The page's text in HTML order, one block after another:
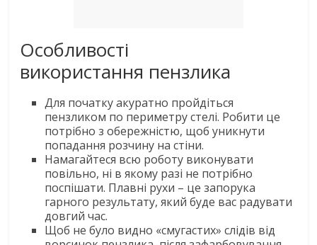
Особливості
використання пензлика
Для початку акуратно пройдіться
пензликом по периметру стелі. Робити це
потрібно з обережністю, щоб уникнути
попадання розчину на стіни.
Намагайтеся всю роботу виконувати
повільно, ні в якому разі не потрібно
поспішати. Плавні рухи – це запорука
гарного результату, який буде вас радувати
довгий час.
Щоб не було видно «смугастих» слідів від